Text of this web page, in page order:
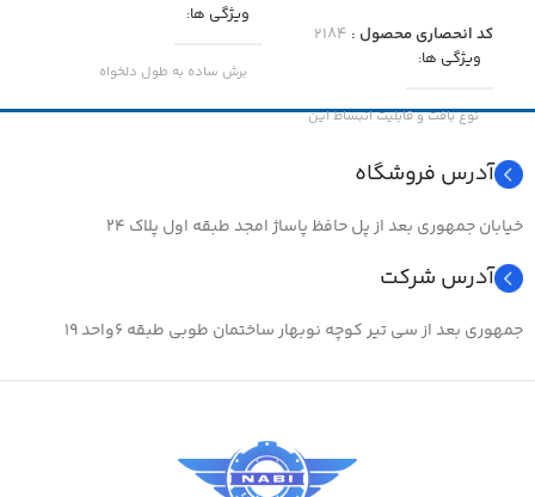
کد انحصاری محصول : ۲۱۸۴
ویژگی ها
نوع بافت و قابلیت انبساط این
بافته شده از الیاف پلی استر
مقاومت به سایش عالی
عالی در مقابل مواد شیمیایی و
ویژگی ها
برش ساده به طول دلخواه
آدرس فروشگاه
خیابان جمهوری بعد از پل حافظ پاساژ امجد طبقه اول پلاک ۲۴
آدرس شرکت
جمهوری بعد از سی تیر کوچه نوبهار ساختمان طوبی طبقه ۶واحد ۱۹